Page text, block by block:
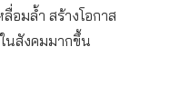
อมล้ำ สร้างโอกาส
นสังคมมากขึ้น